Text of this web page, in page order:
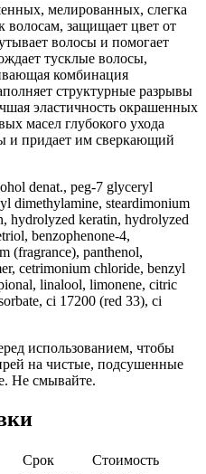
мелированных, слегка
волосам, защищает цвет от
волосы и помогает
тусклые волосы,
комбинация
структурные разрывы
эластичность окрашенных
масел глубокого ухода
и придает им сверкающий
denat., peg-7 glyceryl
dimethylamine, steardimonium
hydrolyzed keratin, hydrolyzed
benzophenone-4,
(fragrance), panthenol,
cetrimonium chloride, benzyl
linalool, limonene, citric
ci 17200 (red 33), ci
использованием, чтобы
на чистые, подсушенные
Не смывайте.
Срок
Стоимость